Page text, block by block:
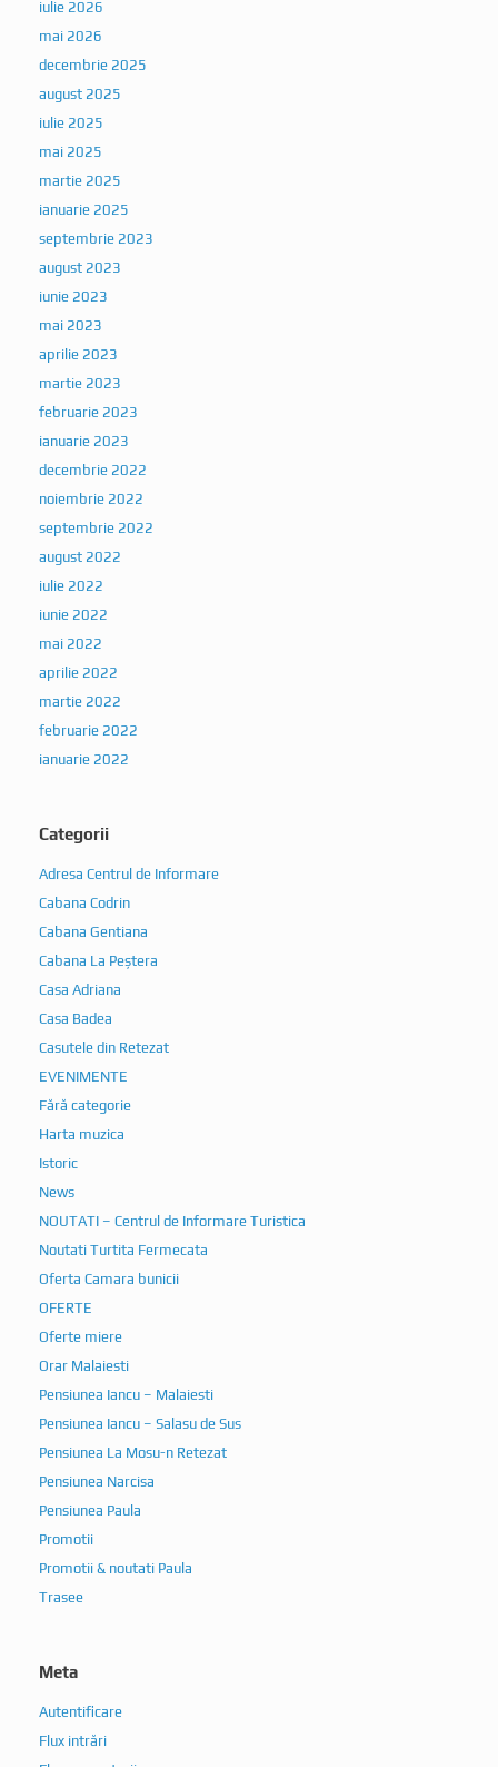
mai 2026
decembrie 2025
august 2025
iulie 2025
mai 2025
martie 2025
ianuarie 2025
septembrie 2023
august 2023
iunie 2023
mai 2023
aprilie 2023
martie 2023
februarie 2023
ianuarie 2023
decembrie 2022
noiembrie 2022
septembrie 2022
august 2022
iulie 2022
iunie 2022
mai 2022
aprilie 2022
martie 2022
februarie 2022
ianuarie 2022
Cabana Codrin
Cabana Gentiana
Cabana La Peștera
Casa Adriana
Casa Badea
Casutele din Retezat
EVENIMENTE
Fără categorie
Harta muzica
Istoric
News
NOUTATI – Centrul de Informare Turistica
Noutati Turtita Fermecata
Oferta Camara bunicii
OFERTE
Oferte miere
Orar Malaiesti
Pensiunea Iancu – Malaiesti
Pensiunea Iancu – Salasu de Sus
Pensiunea La Mosu-n Retezat
Pensiunea Narcisa
Pensiunea Paula
Promotii
Promotii & noutati Paula
Trasee
Flux intrări
Flux comentarii